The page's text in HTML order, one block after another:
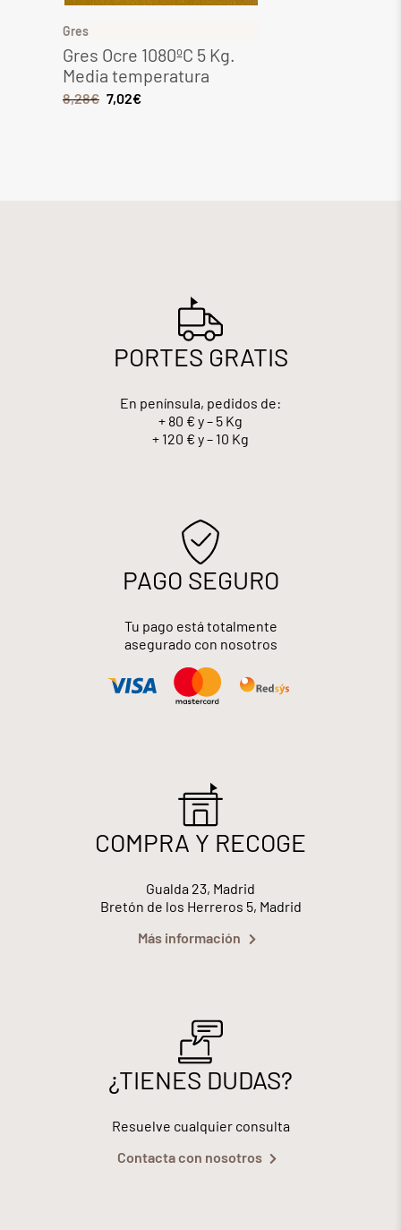
Gres
Gres Ocre 1080ºC 5 Kg.
Media temperatura
8,28€ 7,02€
PORTES GRATIS
En península, pedidos de:
+ 80 € y – 5 Kg
+ 120 € y – 10 Kg
PAGO SEGURO
Tu pago está totalmente
asegurado con nosotros
COMPRA Y RECOGE
Gualda 23, Madrid
Bretón de los Herreros 5, Madrid
Más información
¿TIENES DUDAS?
Resuelve cualquier consulta
Contacta con nosotros